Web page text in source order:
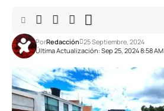
Última Actualización: Sep 25, 2024 8:58 AM
PorRedacción 25 Septiembre, 2024